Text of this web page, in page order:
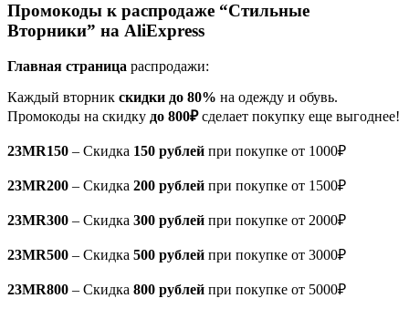
Промокоды к распродаже “Стильные
Вторники” на AliExpress
Главная страница распродажи:
Каждый вторник скидки до 80% на одежду и обувь.
Промокоды на скидку до 800₽сделает покупку еще выгоднее!
23MR150 – Скидка 150 рублей при покупке от 1000₽
23MR200 – Скидка 200 рублей при покупке от 1500₽
23MR300 – Скидка 300 рублей при покупке от 2000₽
23MR500 – Скидка 500 рублей при покупке от 3000₽
23MR800 – Скидка 800 рублей при покупке от 5000₽